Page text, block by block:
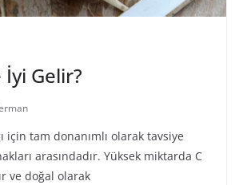
Gelir?
için tam donanımlı olarak tavsiye
arasındadır. Yüksek miktarda C
ve doğal olarak